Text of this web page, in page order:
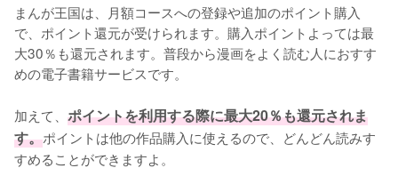
まんが王国は、月額コースへの登録や追加のポイント購入
で、ポイント還元が受けられます。購入ポイントよっては最
大30％も還元されます。普段から漫画をよく読む人におすす
めの電子書籍サービスです。
加えて、 ポイントを利用する際に最大20％も還元されま
す。ポイントは他の作品購入に使えるので、どんどん読みす
すめることができますよ。